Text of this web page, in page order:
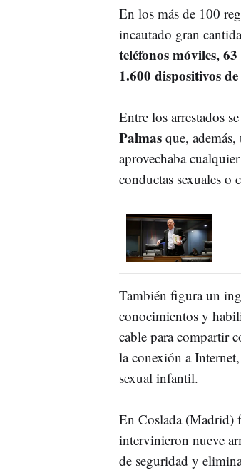
En los más de 100
incautado gran
teléfonos móviles,
1.600 dispositivos
Entre los arrestados
Palmasque, además,
aprovechaba
conductas sexuales o
También figura un
conocimientos y
cable para compartir
la conexión a
sexual infantil.
En Coslada (Madrid)
intervinieron nueve
de seguridad y